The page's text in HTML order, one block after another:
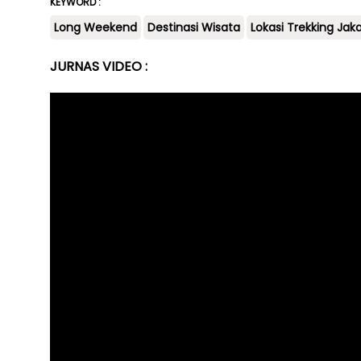
Long Weekend Destinasi Wisata Lokasi Trekking
JURNAS VIDEO :